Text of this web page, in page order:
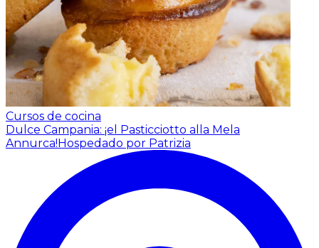
Cursos de cocina
Dulce Campania: ¡el Pasticciotto alla Mela
Annurca!Hospedado por Patrizia